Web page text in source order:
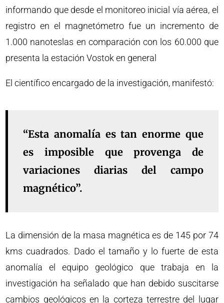
informando que desde el monitoreo inicial vía aérea, el
registro en el magnetómetro fue un incremento de
1.000 nanoteslas en comparación con los 60.000 que
presenta la estación Vostok en general
El científico encargado de la investigación, manifestó:
“Esta anomalía es tan enorme que
es imposible que provenga de
variaciones diarias del campo
magnético”.
La dimensión de la masa magnética es de 145 por 74
kms cuadrados. Dado el tamaño y lo fuerte de esta
anomalía el equipo geológico que trabaja en la
investigación ha señalado que han debido suscitarse
cambios geológicos en la corteza terrestre del lugar